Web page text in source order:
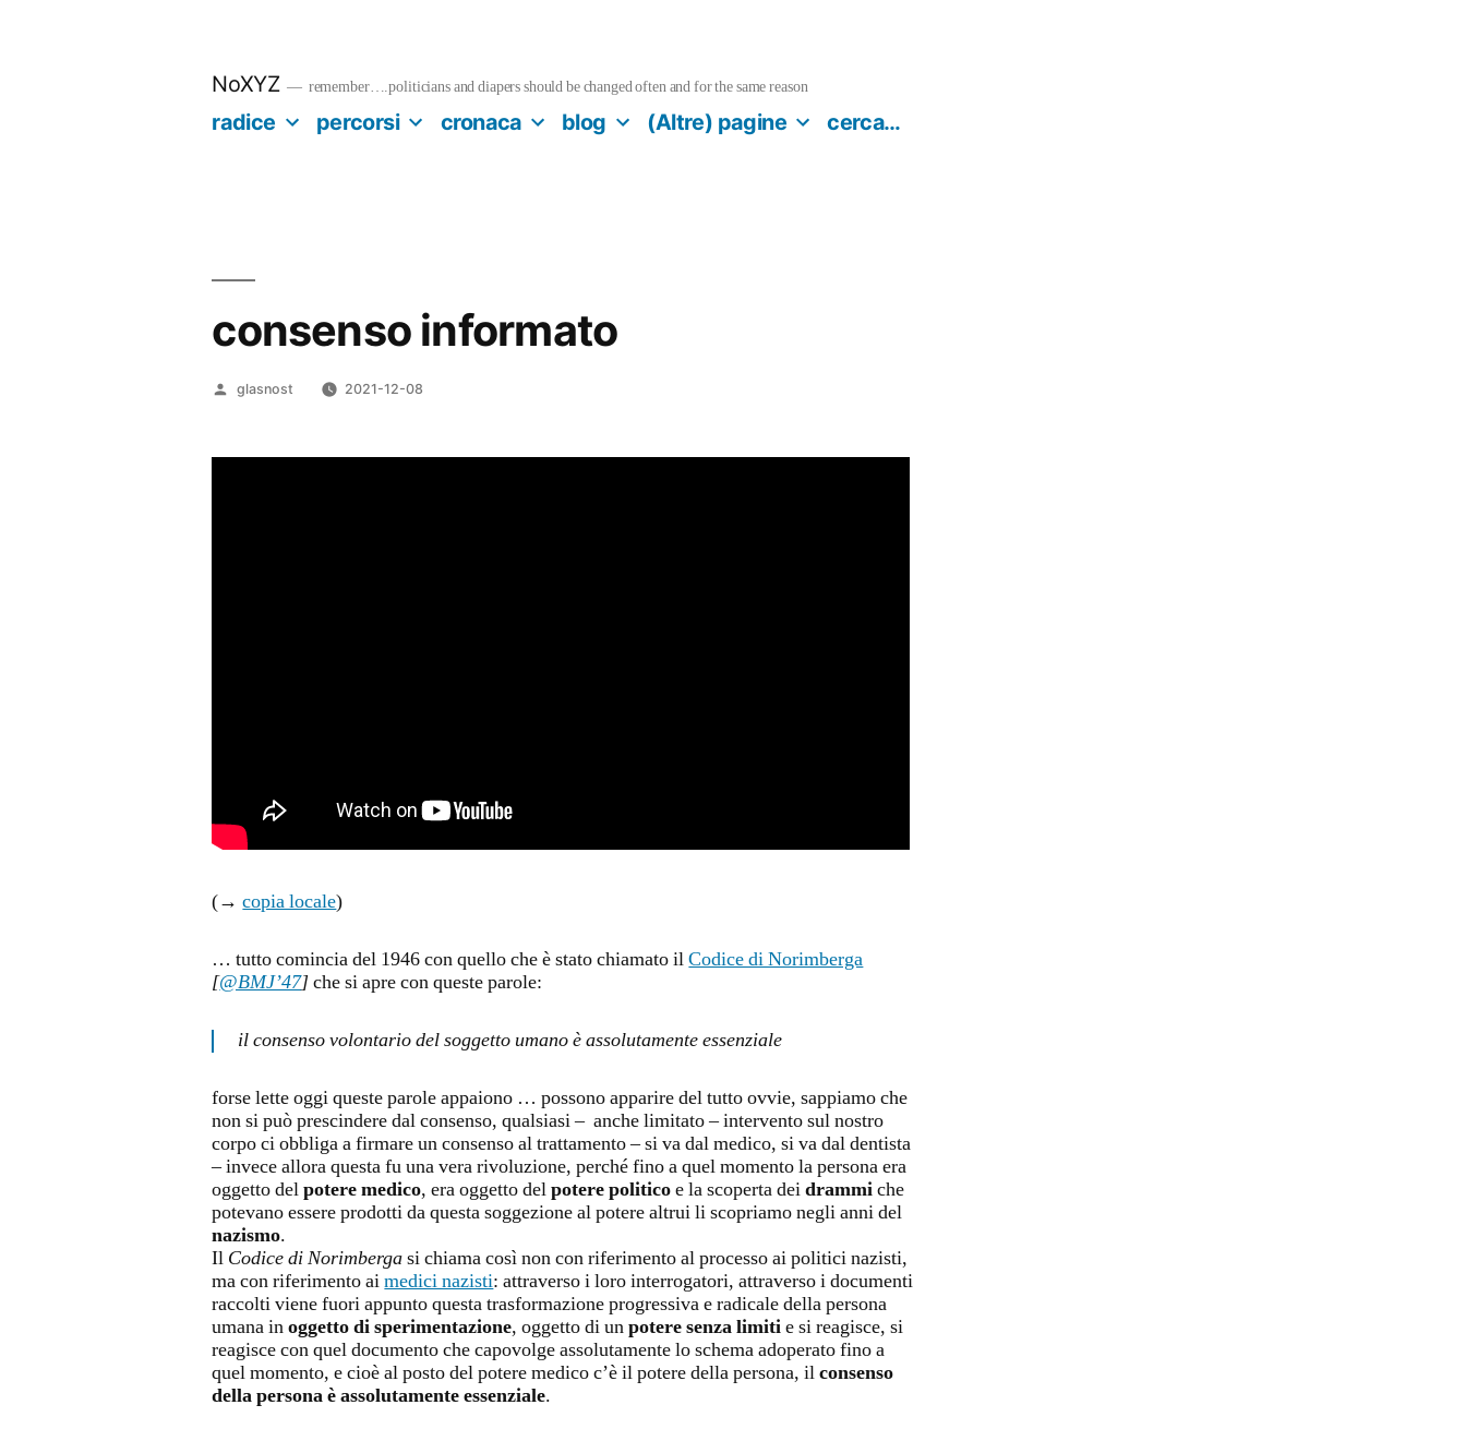
NoXYZ remember….politicians and diapers should be changed often and for the same reason
radice percorsi cronaca blog (Altre) pagine cerca…
consenso informato
Pubblicato
glasnost 2021-12-08
(→copia locale)
… tutto comincia del 1946 con quello che è stato chiamato ilCodice di Norimberga
[@BMJ’47]che si apre con queste parole:
il consenso volontario del soggetto umano è assolutamente essenziale
forse lette oggi queste parole appaiono … possono apparire del tutto ovvie, sappiamo che
non si può prescindere dal consenso, qualsiasi – anche limitato – intervento sul nostro
corpo ci obbliga a firmare un consenso al trattamento – si va dal medico, si va dal dentista
– invece allora questa fu una vera rivoluzione, perché fino a quel momento la persona era
oggetto delpotere medico, era oggetto delpotere politicoe la scoperta deidrammiche
potevano essere prodotti da questa soggezione al potere altrui li scopriamo negli anni del
nazismo.
Il Codice di Norimbergasi chiama così non con riferimento al processo ai politici nazisti,
ma con riferimento aimedici nazisti: attraverso i loro interrogatori, attraverso i documenti
raccolti viene fuori appunto questa trasformazione progressiva e radicale della persona
umana inoggetto di sperimentazione, oggetto di unpotere senza limitie si reagisce, si
reagisce con quel documento che capovolge assolutamente lo schema adoperato fino a
quel momento, e cioè al posto del potere medico c’è il potere della persona, ilconsenso
della persona è assolutamente essenziale.